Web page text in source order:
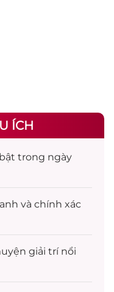
ÍCH
trong ngày
và chính xác
giải trínổi